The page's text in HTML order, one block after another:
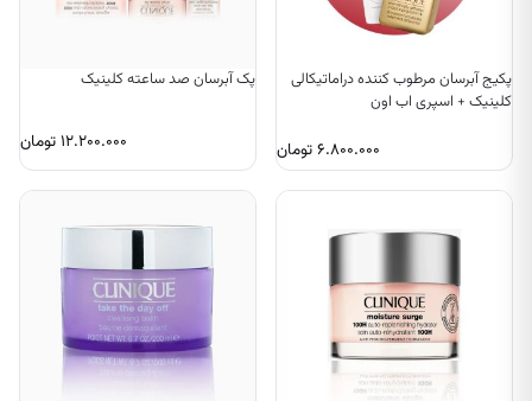
پکیج آبرسان مرطوب کننده دراماتیکالی
کلینیک + اسپری اب اون
۶.۸۰۰.۰۰۰تومان
پک آبرسان صد ساعته کلینیک
۱۲.۲۰۰.۰۰۰تومان